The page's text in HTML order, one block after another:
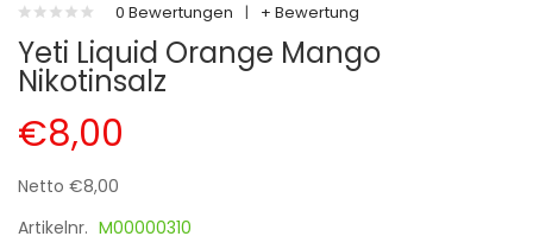
0 Bewertungen | + Bewertung
Yeti Liquid Orange Mango
Nikotinsalz
€8,00
Netto €8,00
Artikelnr. M00000310